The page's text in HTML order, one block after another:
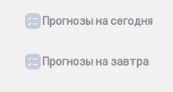
Прогнозы на сегодня
Прогнозы на завтра